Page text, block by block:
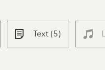
Text (5)